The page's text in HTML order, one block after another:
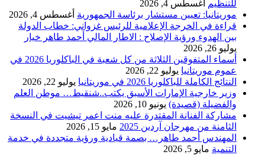
للتنظيم أغسطس 4, 2026
موريتانيا: تعيين مستشار برئاسة الجمهورية أغسطس 4, 2026
قراءة في الخرجة الإعلامية للرئيس غزواني: خطاب الدولة
بين الهدوء ورؤية الإصلاح : الاطار المالي أحمد طاهر خيار
يوليو 26, 2026
أسماء المتفوقين الثلاثة من كل شعبة في الباكلوريا 2026 في
عموم موريتانيا يوليو 22, 2026
النتائج الكاملة للباكلوريا 2026 في موريتانيا
يوليو 22, 2026
وزير خارجية الإمارات الأسبق يكتب..شنقيط… موطن العلم
والفضيلة (قصيدة) يونيو 10, 2026
مشاركة الفنانة المقتدرة عليه منت اعمر تيشيت في النسخة
الثامنة من مهرجان آردين 2025
مايو 15, 2026
المهندس أحمد طاهر… بصمة قيادية ورؤية متجددة في خدمة
التنمية مايو 5, 2026